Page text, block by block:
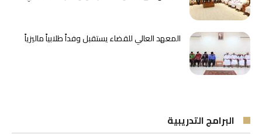
المعهد العالي للقضاء يستقبل وفداً طلابياً ماليزياً
البرامج التدريبية